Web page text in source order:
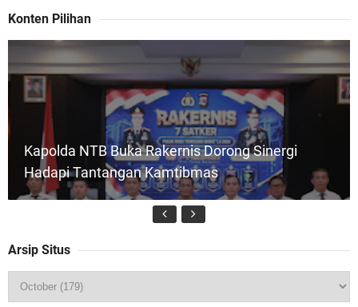
Konten Pilihan
Kapolda NTB Buka Rakernis Dorong Sinergi
Hadapi Tantangan Kamtibmas
Arsip Situs